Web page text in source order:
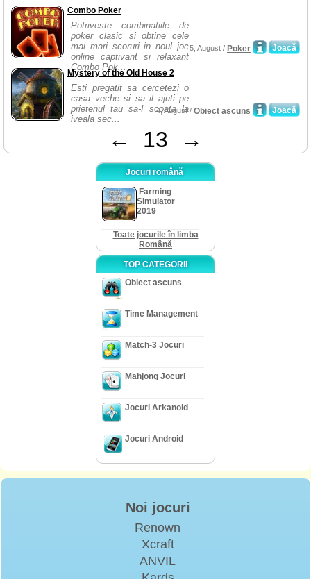
Combo Poker
Potriveste combinatiile de
poker clasic si obtine cele
mai mari scoruri in noul joc
online captivant si relaxant
Combo Pok...
Joacă
5, August / Poker
Mystery of the Old House 2
Esti pregatit sa cercetezi o
casa veche si sa il ajuti pe
prietenul tau sa-I scoata la
iveala sec...
Joacă
4, August / Obiect ascuns
← 13 →
Jocuri română
Farming
Simulator
2019
Toate jocurile în limba
Română
TOP CATEGORII
Obiect ascuns
Time Management
Match-3 Jocuri
Mahjong Jocuri
Jocuri Arkanoid
Jocuri Android
Noi jocuri
Renown
Xcraft
ANVIL